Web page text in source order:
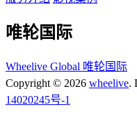
唯轮国际
Wheelive Global 唯轮国际
Copyright © 2026 wheelive.
14020245号-1